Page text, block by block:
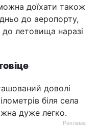
доїхати також
до аеропорту,
до летовища наразі
доволі
біля села
дуже легко.
Реклама